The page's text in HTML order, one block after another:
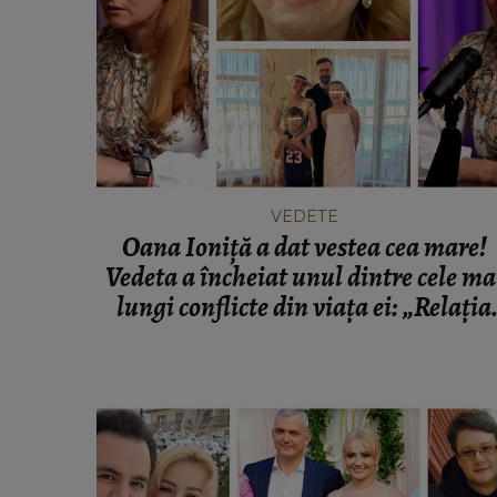
VEDETE
Oana Ioniță a dat vestea cea mare!
Vedeta a încheiat unul dintre cele
lungi conflicte din viața ei: „Relația
INFORMATIILE ZILEI
Acuzații grave după găsirea
11 ani dispărute în Bacău!
copilei cere imaginile de pe
supraveghere: „Nu s-a mai dus
mea...”